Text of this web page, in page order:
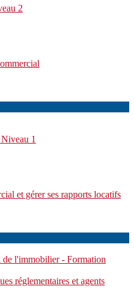
2
1
et gérer ses rapports locatifs
l'immobilier - Formation
réglementaires et agents